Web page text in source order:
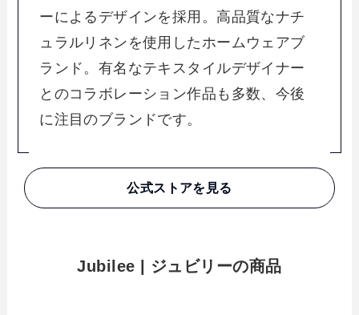
ーによるデザインを採用。高品質なナチ
ュラルリネンを使用したホームウェアブ
ランド。有名なテキスタイルデザイナー
とのコラボレーション作品も多数、今後
に注目のブランドです。
公式ストアを見る
Jubilee | ジュビリーの商品